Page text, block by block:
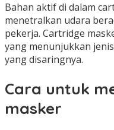
Bahan aktif di dalam
menetralkan udara
pekerja. Cartridge
yang menunjukkan
yang disaringnya.
Cara untuk
masker